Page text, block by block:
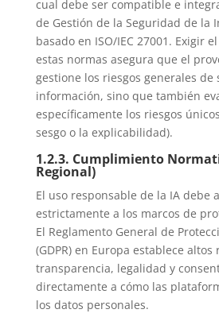
cual debe ser compatible e
de Gestión de la Seguridad de la
basado en ISO/IEC 27001. Exigir
estas normas asegura que el
gestione los riesgos generales de
información, sino que también
específicamente los riesgos
sesgo o la explicabilidad).
1.2.3. Cumplimiento
Regional)
El uso responsable de la IA debe
estrictamente a los marcos de
El Reglamento General de
(GDPR) en Europa establece
transparencia, legalidad y
directamente a cómo las
los datos personales.